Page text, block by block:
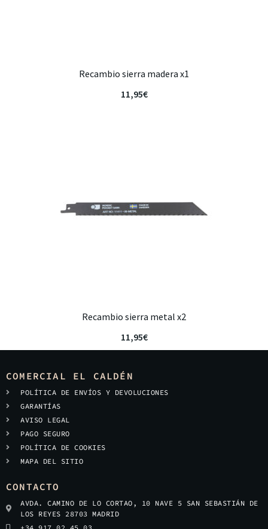
Recambio sierra madera x1
11,95€
Recambio sierra metal x2
11,95€
COMERCIAL EL CALDÉN
POLÍTICA DE ENVÍOS Y DEVOLUCIONES
GARANTÍAS
AVISO LEGAL
PAGO SEGURO
POLÍTICA DE COOKIES
MAPA DEL SITIO
CONTACTO
AVDA. CAMINO DE LO CORTAO, 10 NAVE 5 SAN SEBASTIÁN DE
LOS REYES 28703 MADRID